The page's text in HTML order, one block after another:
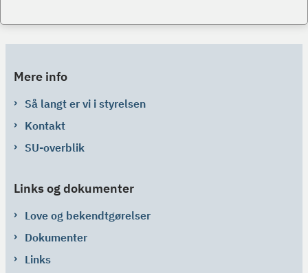
Mere info
Så langt er vi i styrelsen
Kontakt
SU-overblik
Links og dokumenter
Love og bekendtgørelser
Dokumenter
Links